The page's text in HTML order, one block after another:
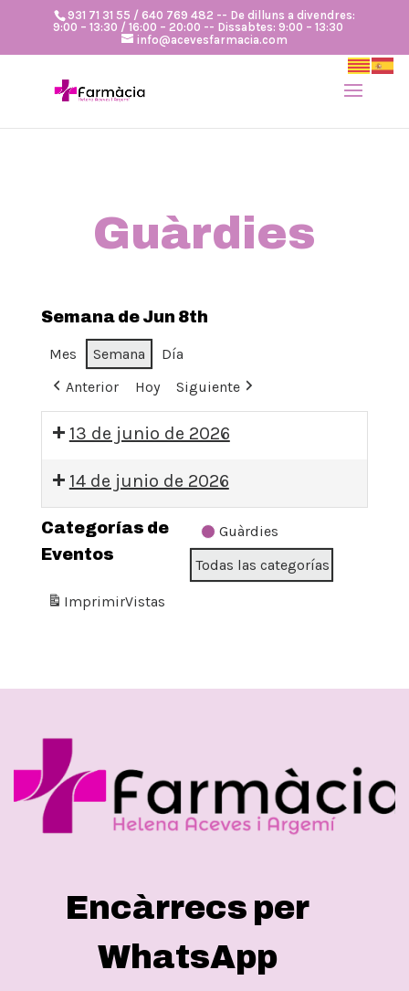
931 71 31 55 / 640 769 482 -- De dilluns a divendres:
9:00 – 13:30 / 16:00 – 20:00 -- Dissabtes: 9:00 – 13:30
info@acevesfarmacia.com
Guàrdies
Semana de Jun 8th
Mes Semana
Día
Anterior
Hoy Siguiente
13 de junio de 2026
09:00:
DISSABTE
14 de junio de 2026
09:00:
GUÀRDIA
Categorías de
Eventos
Guàrdies
Todas las categorías
ImprimirVistas
Encàrrecs per
WhatsApp